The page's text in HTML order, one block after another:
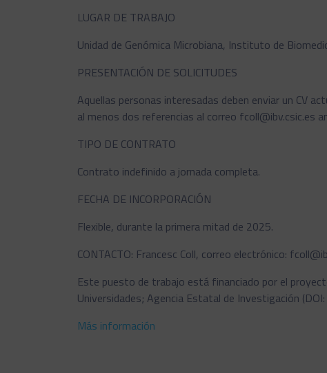
LUGAR DE TRABAJO
Unidad de Genómica Microbiana, Instituto de
PRESENTACIÓN DE SOLICITUDES
Aquellas personas interesadas deben enviar un CV
al menos dos referencias al correo fcoll@ibv.csic.es
TIPO DE CONTRATO
Contrato indefinido a jornada completa.
FECHA DE INCORPORACIÓN
Flexible, durante la primera mitad de 2025.
CONTACTO: Francesc Coll, correo electrónico:
Este puesto de trabajo está financiado por el
Universidades; Agencia Estatal de Investigación
Más información